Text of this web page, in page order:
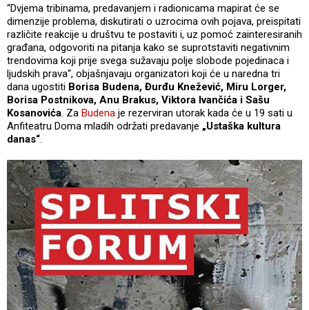
“Dvjema tribinama, predavanjem i radionicama mapirat će se
dimenzije problema, diskutirati o uzrocima ovih pojava, preispitati
različite reakcije u društvu te postaviti i, uz pomoć zainteresiranih
građana, odgovoriti na pitanja kako se suprotstaviti negativnim
trendovima koji prije svega sužavaju polje slobode pojedinaca i
ljudskih prava“, objašnjavaju organizatori koji će u naredna tri
dana ugostiti Borisa Budena, Đurđu Knežević, Miru Lorger,
Borisa Postnikova, Anu Brakus, Viktora Ivančića i Sašu
Kosanovića. Za Budena je rezerviran utorak kada će u 19 sati u
Anfiteatru Doma mladih održati predavanje „Ustaška kultura
danas“.